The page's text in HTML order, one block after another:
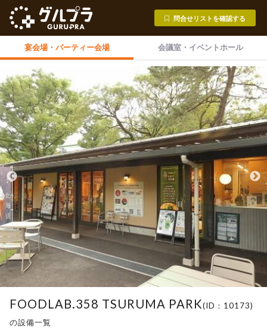
問合せリストを確認する
宴会場・ パーティー会場 会議室・ イベントホール
FOODLAB.358 TSURUMA PARK(ID：10173)
の設備一覧